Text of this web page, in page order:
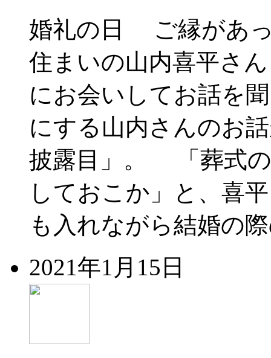
婚礼の日 ご縁があっ
住まいの山内喜平さ
にお会いしてお話を
にする山内さんのお
披露目」。 「葬式の
しておこか」と、喜
も入れながら結婚の
2021年1月15日